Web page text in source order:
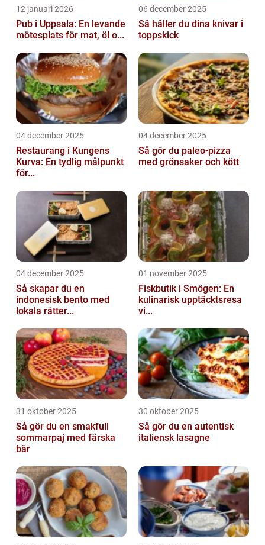
12 januari 2026
Pub i Uppsala: En levande
mötesplats för mat, öl o...
06 december 2025
Så håller du dina knivar i
toppskick
04 december 2025
Restaurang i Kungens
Kurva: En tydlig målpunkt
för...
04 december 2025
Så gör du paleo-pizza
med grönsaker och kött
04 december 2025
Så skapar du en
indonesisk bento med
lokala rätter...
01 november 2025
Fiskbutik i Smögen: En
kulinarisk upptäcktsresa
vi...
31 oktober 2025
Så gör du en smakfull
sommarpaj med färska
bär
30 oktober 2025
Så gör du en autentisk
italiensk lasagne